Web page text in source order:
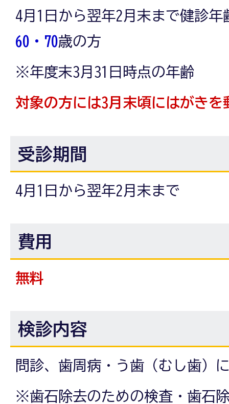
4月1日から翌年2月末まで健診年
60・70歳の方
※年度末3月31日時点の年齢
対象の方には3月末頃にはがきを
受診期間
4月1日から翌年2月末まで
費用
無料
検診内容
問診、歯周病・う歯（むし歯）
※歯石除去のための検査・歯石